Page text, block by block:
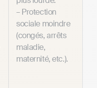
– Protection
sociale moindre
(congés, arrêts
maladie,
maternité, etc.).